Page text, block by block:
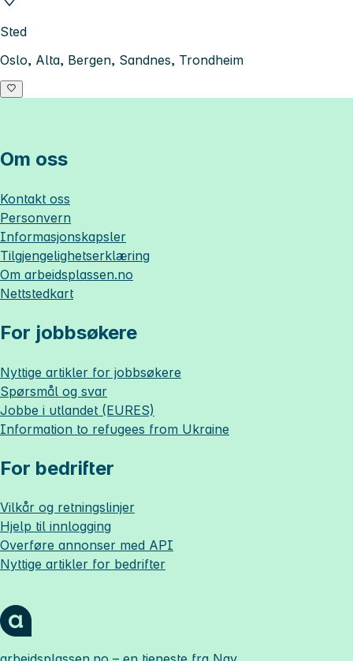
Sted
Oslo, Alta, Bergen, Sandnes, Trondheim
Om oss
Kontakt oss
Personvern
Informasjonskapsler
Tilgjengelighetserklæring
Om arbeidsplassen.no
Nettstedkart
For jobbsøkere
Nyttige artikler for jobbsøkere
Spørsmål og svar
Jobbe i utlandet (EURES)
Information to refugees from Ukraine
For bedrifter
Vilkår og retningslinjer
Hjelp til innlogging
Overføre annonser med API
Nyttige artikler for bedrifter